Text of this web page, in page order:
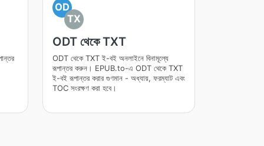
OD
TX
ODT থেকে TXT
ODT থেকে TXT ই-বই অনলাইনে বিনামূল্যে
রূপান্তর করুন। EPUB.to-এ ODT থেকে TXT
ই-বই রূপান্তর করার গুণমান - অধ্যায়, ফরম্যাট এবং
TOC সংরক্ষণ করা হবে।